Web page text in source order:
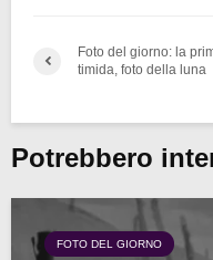
Foto del giorno: la
timida, foto della luna
Potrebbero
FOTO DEL GIORNO